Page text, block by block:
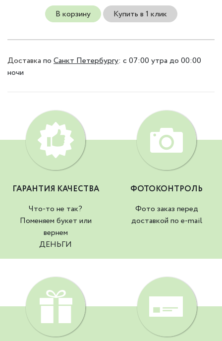
В корзину Купить в 1 клик
Доставка по Санкт Петербургу: с 07:00 утра до 00:00
ночи
ГАРАНТИЯ КАЧЕСТВА
Что-то не так?
Поменяем букет или
вернем
ДЕНЬГИ
ФОТОКОНТРОЛЬ
Фото заказ перед
доставкой по e-mail